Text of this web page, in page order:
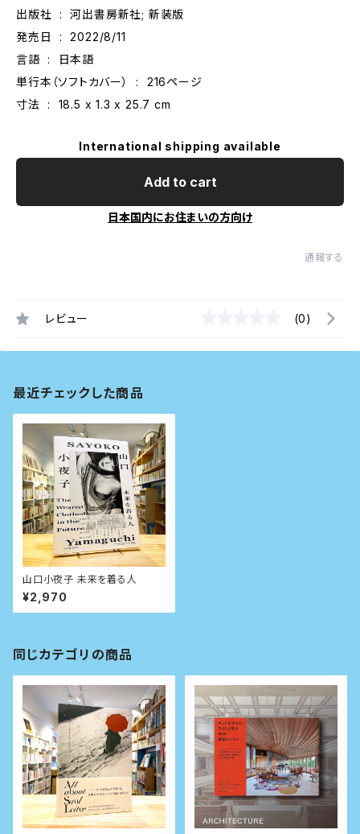
出版社 ‏ : ‎ 河出書房新社; 新装版
発売日 ‏ : ‎ 2022/8/11
言語 ‏ : ‎ 日本語
単行本（ソフトカバー） ‏ : ‎ 216ページ
寸法 ‏ : ‎ 18.5 x 1.3 x 25.7 cm
International shipping available
Add to cart
日本国内にお住まいの方向け
通報する
レビュー (0)
最近チェックした商品
山口小夜子 未来を着る人
¥2,970
同じカテゴリの商品